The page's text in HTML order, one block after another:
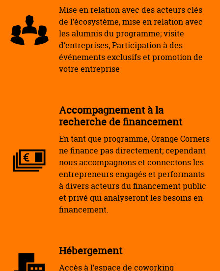
Mise en relation avec des acteurs clés
de l’écosystème, mise en relation avec
les alumnis du programme; visite
d’entreprises; Participation à des
événements exclusifs et promotion de
votre entreprise
Accompagnement à la
recherche de financement
En tant que programme, Orange Corners
ne finance pas directement; cependant
nous accompagnons et connectons les
entrepreneurs engagés et performants
à divers acteurs du financement public
et privé qui analyseront les besoins en
financement.
Hébergement
Accès à l’espace de coworking